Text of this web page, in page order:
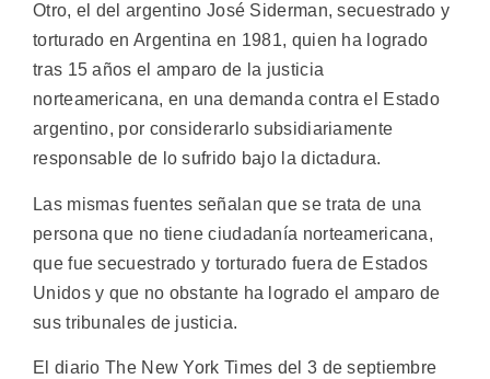
Otro, el del argentino José Siderman, secuestrado y
torturado en Argentina en 1981, quien ha logrado
tras 15 años el amparo de la justicia
norteamericana, en una demanda contra el Estado
argentino, por considerarlo subsidiariamente
responsable de lo sufrido bajo la dictadura.
Las mismas fuentes señalan que se trata de una
persona que no tiene ciudadanía norteamericana,
que fue secuestrado y torturado fuera de Estados
Unidos y que no obstante ha logrado el amparo de
sus tribunales de justicia.
El diario The New York Times del 3 de septiembre